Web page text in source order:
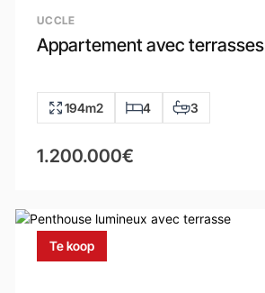
UCCLE
Appartement avec terrasses
194m2 4 3
1.200.000€
Te koop